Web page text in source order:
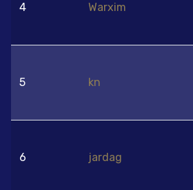
4 Warxim
5 kn
6 jardag